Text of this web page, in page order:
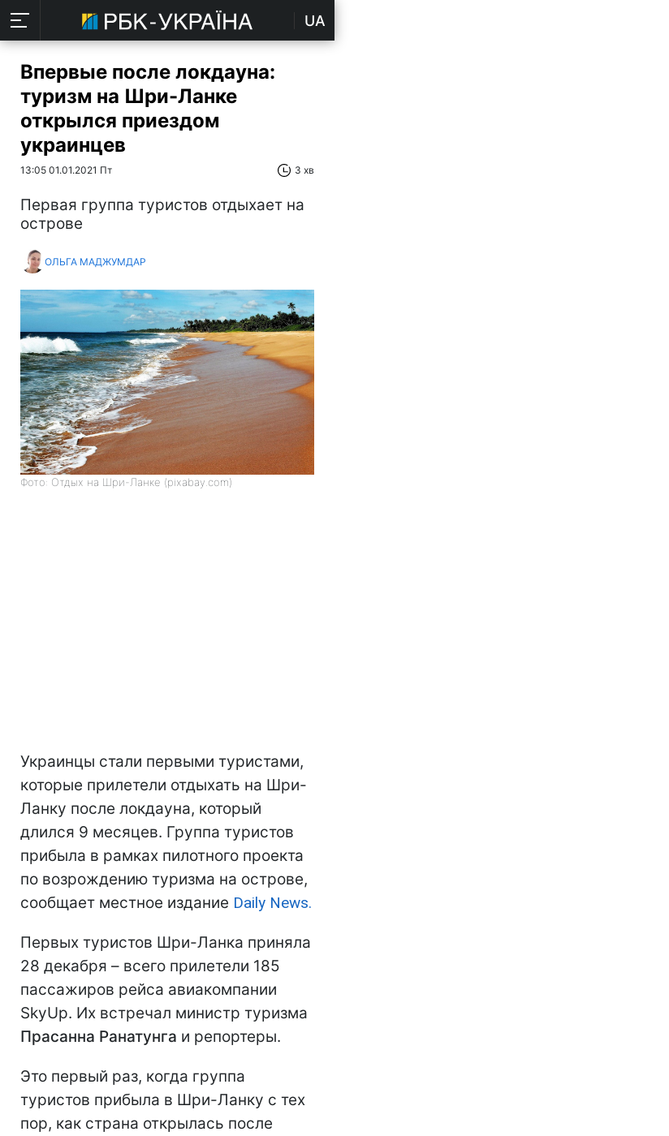
UA
Впервые после локдауна:
туризм на Шри-Ланке
открылся приездом
украинцев
13:05 01.01.2021 Пт 3 хв
Первая группа туристов отдыхает на
острове
ОЛЬГА МАДЖУМДАР
Фото: Отдых на Шри-Ланке (pixabay.com)
Украинцы стали первыми туристами,
которые прилетели отдыхать на Шри-
Ланку после локдауна, который
длился 9 месяцев. Группа туристов
прибыла в рамках пилотного проекта
по возрождению туризма на острове,
сообщает местное издание Daily News.
Первых туристов Шри-Ланка приняла
28 декабря – всего прилетели 185
пассажиров рейса авиакомпании
SkyUp. Их встречал министр туризма
Прасанна Ранатунга и репортеры.
Это первый раз, когда группа
туристов прибыла в Шри-Ланку с тех
пор, как страна открылась после